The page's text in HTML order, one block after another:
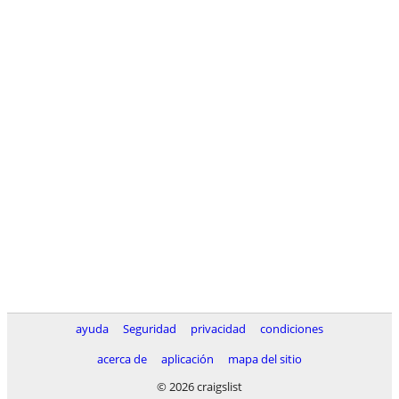
ayuda Seguridad privacidad
condiciones
acerca de
aplicación
mapa del sitio
© 2026 craigslist